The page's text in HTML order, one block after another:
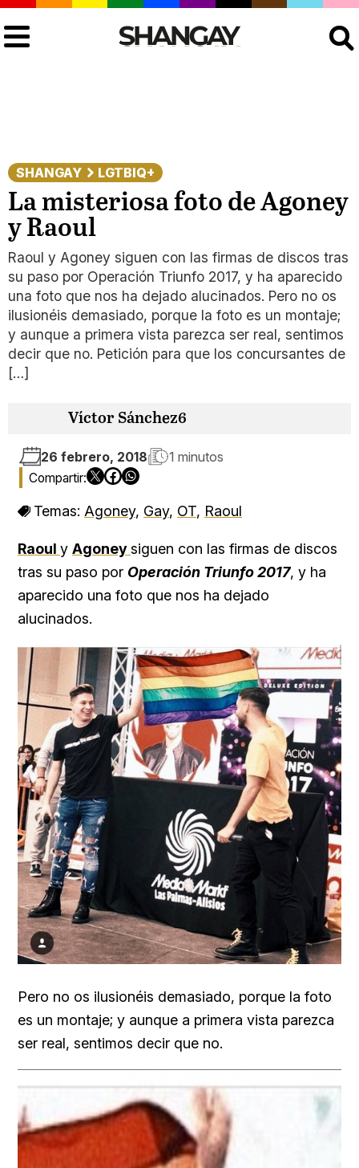
SHANGAY LGTBIQ+
La misteriosa foto de Agoney
y Raoul
Raoul y Agoney siguen con las firmas de discos tras
su paso por Operación Triunfo 2017, y ha aparecido
una foto que nos ha dejado alucinados. Pero no os
ilusionéis demasiado, porque la foto es un montaje;
y aunque a primera vista parezca ser real, sentimos
decir que no. Petición para que los concursantes de
[…]
Víctor Sánchez6
26 febrero, 2018 1 minutos
Temas: Agoney, Gay, OT, Raoul
Raoul y Agoneysiguen con las firmas de discos
tras su paso por Operación Triunfo 2017, y ha
aparecido una foto que nos ha dejado
alucinados.
Pero no os ilusionéis demasiado, porque la foto
es un montaje; y aunque a primera vista parezca
ser real, sentimos decir que no.